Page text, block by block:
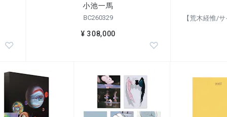
小池一馬
BC260329
¥ 308,000